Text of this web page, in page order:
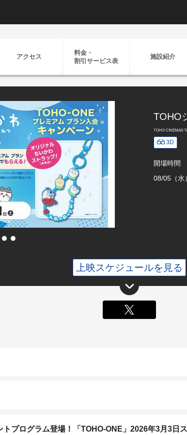
アクセス
料金・
割引 サービス表
施設紹介
TOHO
TOHO CINEMAS
3D
開場時間
08/05（
上映スケジュールを見る
プログラム登場！「TOHO-ONE」2026年3月3日ス